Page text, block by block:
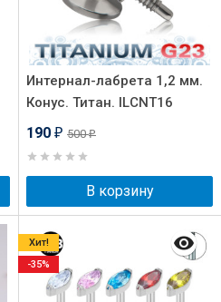
Интернал-лабрета 1,2 мм.
Конус. Титан. ILCNT16
190 ₽ 500₽
В корзину
Хит!
-35%